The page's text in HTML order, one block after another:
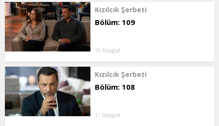
Kızılcık Şerbeti
Bölüm: 109
10 Fotoğraf
Kızılcık Şerbeti
Bölüm: 108
11 Fotoğraf